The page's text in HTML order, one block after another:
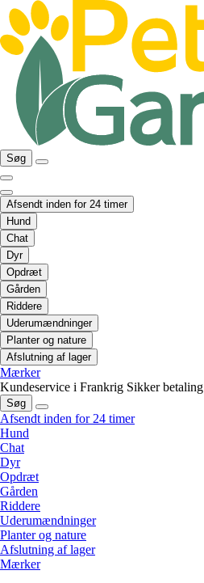
Søg
Afsendt inden for 24 timer
Hund
Chat
Dyr
Opdræt
Gården
Riddere
Uderumændninger
Planter og nature
Afslutning af lager
Mærker
Kundeservice i Frankrig Sikker betaling
Søg
Afsendt inden for 24 timer
Hund
Chat
Dyr
Opdræt
Gården
Riddere
Uderumændninger
Planter og nature
Afslutning af lager
Mærker